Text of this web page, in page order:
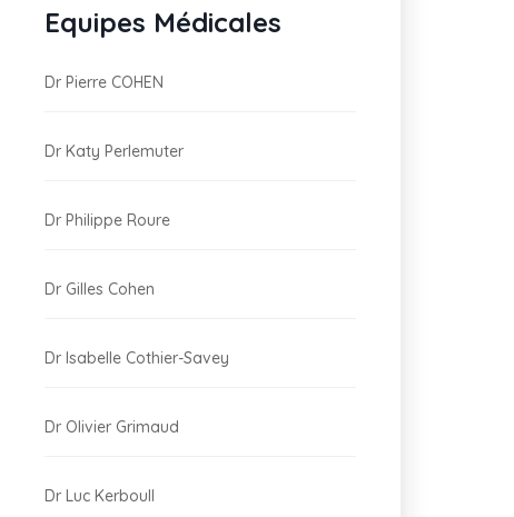
Equipes Médicales
Dr Pierre COHEN
Dr Katy Perlemuter
Dr Philippe Roure
Dr Gilles Cohen
Dr Isabelle Cothier-Savey
Dr Olivier Grimaud
Dr Luc Kerboull